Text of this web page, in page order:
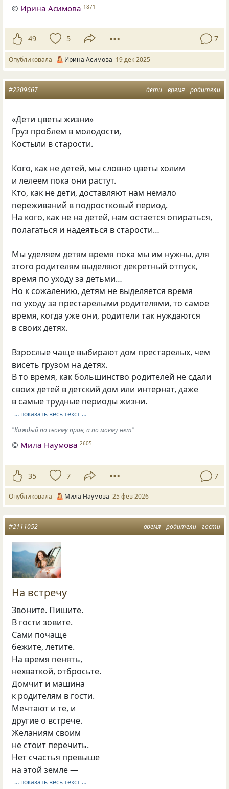
© Ирина Асимова 1871
49 5 7
Опубликовала Ирина Асимова 19 дек 2025
дети время родители
#2209667
«Дети цветы жизни»
Груз проблем в молодости,
Костыли в старости.
Кого, как не детей, мы словно цветы холим
и лелеем пока они растут.
Кто, как не дети, доставляют нам немало
переживаний в подростковый период.
На кого, как не на детей, нам остается опираться,
полагаться и надеяться в старости…
Мы уделяем детям время пока мы им нужны, для
этого родителям выделяют декретный отпуск,
время по уходу за детьми…
Но к сожалению, детям не выделяется время
по уходу за престарелыми родителями, то самое
время, когда уже они, родители так нуждаются
в своих детях.
Взрослые чаще выбирают дом престарелых, чем
висеть грузом на детях.
В то время, как большинство родителей не сдали
своих детей в детский дом или интернат, даже
в самые трудные периоды жизни.
… показать весь текст …
"Каждый по своему прав, а по моему нет"
© Мила Наумова 2605
35 7 7
Опубликовала Мила Наумова 25 фев 2026
время родители гости
#2111052
На встречу
Звоните. Пишите.
В гости зовите.
Сами почаще
бежите, летите.
На время пенять,
нехваткой, отбросьте.
Домчит и машина
к родителям в гости.
Мечтают и те, и
другие о встрече.
Желаниям своим
не стоит перечить.
Нет счастья превыше
на этой земле —
… показать весь текст …